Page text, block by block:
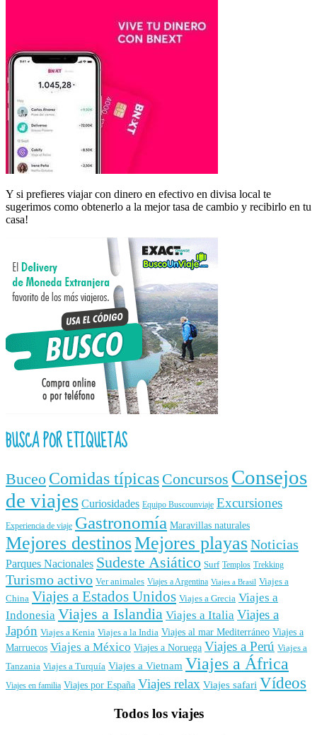
Y si prefieres viajar con dinero en efectivo en divisa local te
sugerimos como obtenerlo a la mejor tasa de cambio y recibirlo en tu
casa!
BUSCA POR ETIQUETAS
Buceo Comidas típicas Concursos Consejos
de viajes Curiosidades Equipo Buscounviaje Excursiones
Experiencia de viaje Gastronomía Maravillas naturales
Mejores destinosMejores playasNoticias
Parques Nacionales Sudeste Asiático Surf Templos Trekking
Turismo activo Ver animales Viajes a Argentina Viajes a Brasil Viajes a
China Viajes a Estados Unidos Viajes a Grecia Viajes a
Indonesia Viajes a Islandia Viajes a Italia Viajes a
Japón Viajes a Kenia Viajes a la India Viajes al mar Mediterráneo Viajes a
Marruecos Viajes a México Viajes a Noruega Viajes a Perú Viajes a
Tanzania Viajes a Turquía Viajes a Vietnam Viajes a África
Viajes en familia Viajes por España Viajes relax Viajes safari Vídeos
Todos los viajes